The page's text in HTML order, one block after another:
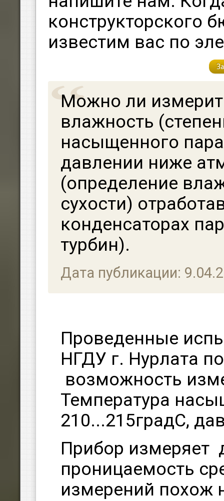
конструкторского
известим вас по
Можно ли
влажность
насыщенного
давлении ниже
(определение
сухости)
конденсаторах
турбин).
Дата публикации:
Проведенные
НГДУ г. Нурлата
возможность
Температура
210...215градС,
Прибор измеряет
проницаемость
измерений похож